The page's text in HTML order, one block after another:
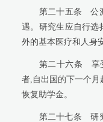
第二十五条
公
遇。研究生应自行选
外的基本医疗和人身
第二十六条
享
者,自出国的下一个月
恢复助学金。
第二十七条
研